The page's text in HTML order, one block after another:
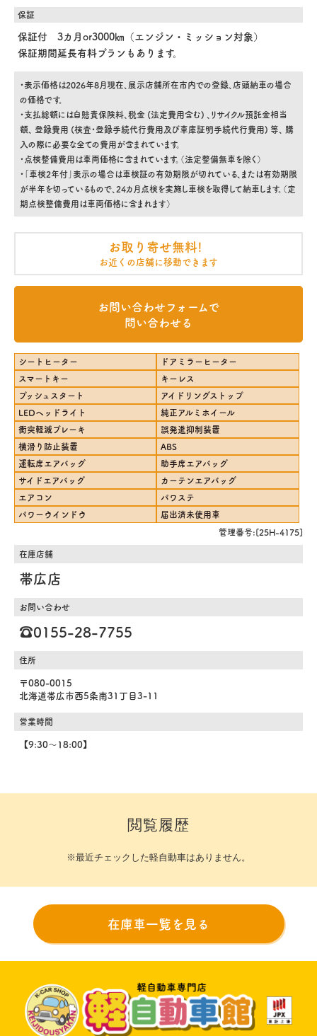
保証
保証付 3カ月or3000㎞（エンジン・ミッション対象）
保証期間延長有料プランもあります。
・表示価格は2026年8月現在、展示店舗所在市内での登録、店頭納車の場合
の価格です。
・支払総額には自賠責保険料、税金 (法定費用含む) 、リサイクル預託金相当
額、 登録費用 (検査・登録手続代行費用及び車庫証明手続代行費用) 等、 購
入の際に必要な全ての費用が含まれています。
・点検整備費用は車両価格に含まれています。（法定整備無車を除く）
・「車検2年付」表示の場合は車検証の有効期限が切れている、または有効期限
が半年を切っているもので、24カ月点検を実施し車検を取得して納車します。（定
期点検整備費用は車両価格に含まれます）
お取り寄せ無料!
お近くの店舗に移動できます
お問い合わせフォームで
問い合わせる
シートヒーター
ドアミラーヒーター
スマートキー
キーレス
プッシュスタート
アイドリングストップ
LEDヘッドライト
純正アルミホイール
衝突軽減ブレーキ
誤発進抑制装置
横滑り防止装置
ABS
運転席エアバッグ
助手席エアバッグ
サイドエアバッグ
カーテンエアバッグ
エアコン
パワステ
パワーウインドウ
届出済未使用車
管理番号:[25H-4175]
在庫店舗
帯広店
お問い合わせ
☎️0155-28-7755
住所
〒080-0015
北海道帯広市西5条南31丁目3-11
営業時間
【9:30～18:00】
閲覧履歴
※最近チェックした軽自動車はありません。
在庫車一覧を見る